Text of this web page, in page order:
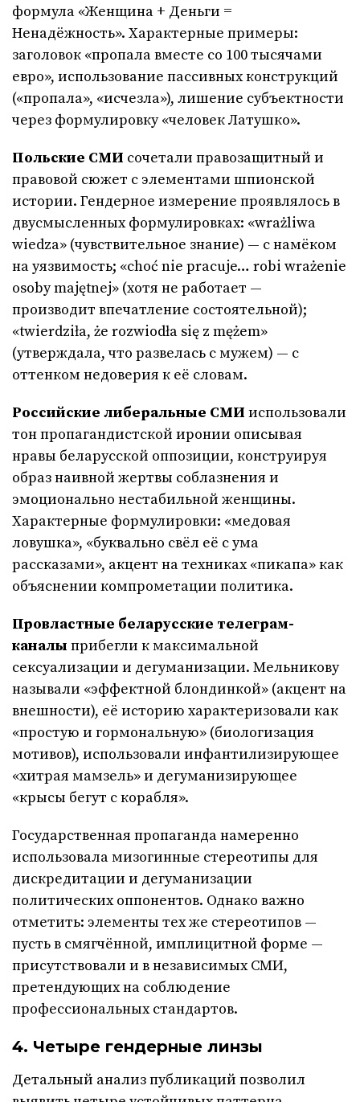
формула «Женщина + Деньги =
Ненадёжность». Характерные примеры:
заголовок «пропала вместе со 100 тысячами
евро», использование пассивных конструкций
(«пропала», «исчезла»), лишение субъектности
через формулировку «человек Латушко».
Польские СМИ сочетали правозащитный и
правовой сюжет с элементами шпионской
истории. Гендерное измерение проявлялось в
двусмысленных формулировках: «wrażliwa
wiedza» (чувствительное знание) — с намёком
на уязвимость; «choć nie pracuje… robi wrażenie
osoby majętnej» (хотя не работает —
производит впечатление состоятельной);
«twierdziła, że rozwiodła się z mężem»
(утверждала, что развелась с мужем) — с
оттенком недоверия к её словам.
Российские либеральные СМИ использовали
тон пропагандистской иронии описывая
нравы беларусской оппозиции, конструируя
образ наивной жертвы соблазнения и
эмоционально нестабильной женщины.
Характерные формулировки: «медовая
ловушка», «буквально свёл её с ума
рассказами», акцент на техниках «пикапа» как
объяснении компрометации политика.
Провластные беларусские телеграм-
каналы прибегли к максимальной
сексуализации и дегуманизации. Мельникову
называли «эффектной блондинкой» (акцент на
внешности), её историю характеризовали как
«простую и гормональную» (биологизация
мотивов), использовали инфантилизирующее
«хитрая мамзель» и дегуманизирующее
«крысы бегут с корабля».
Государственная пропаганда намеренно
использовала мизогинные стереотипы для
дискредитации и дегуманизации
политических оппонентов. Однако важно
отметить: элементы тех же стереотипов —
пусть в смягчённой, имплицитной форме —
присутствовали и в независимых СМИ,
претендующих на соблюдение
профессиональных стандартов.
4. Четыре гендерные линзы
Детальный анализ публикаций позволил